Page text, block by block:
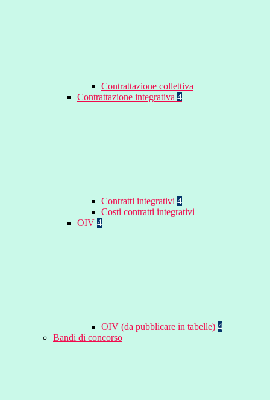
Contrattazione collettiva
Contrattazione integrativa 4
Contratti integrativi 4
Costi contratti integrativi
OIV 4
OIV (da pubblicare in tabelle) 4
Bandi di concorso